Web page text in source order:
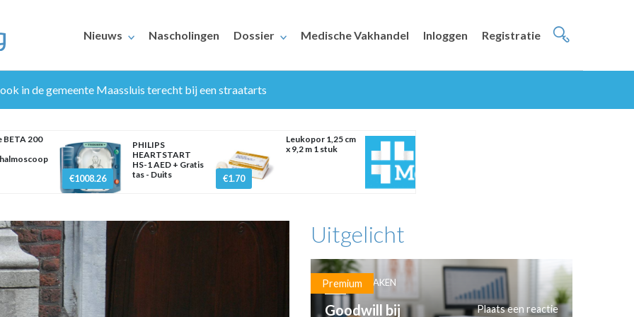
Nieuws Nascholingen Dossier Medische Vakhandel Inloggen Registratie
in de gemeente Maassluis terecht bij een straatarts
BETA 200
€1008.26
PHILIPS
HEARTSTART
HS-1 AED + Gratis
tas - Duits
€1.70
Leukopor 1,25 cm
x 9,2 m 1 stuk
Uitgelicht
Premium
PRAKTIJKZAKEN
Goodwill bij
Plaats een reactie